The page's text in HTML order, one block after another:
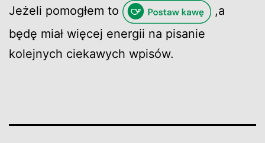
Jeżeli pomogłem to
,a
będę miał więcej energii na pisanie
kolejnych ciekawych wpisów.